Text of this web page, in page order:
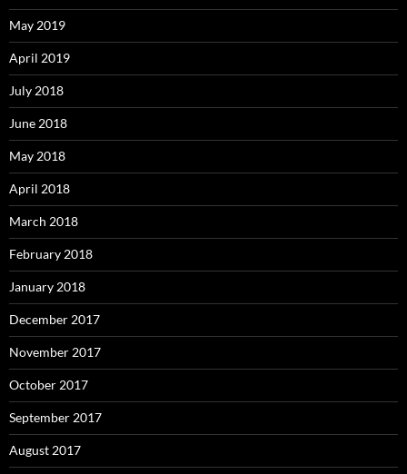
May 2019
April 2019
July 2018
June 2018
May 2018
April 2018
March 2018
February 2018
January 2018
December 2017
November 2017
October 2017
September 2017
August 2017